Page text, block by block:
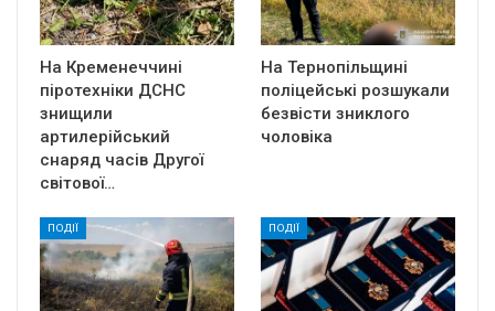
На Кременеччині
піротехніки ДСНС
знищили
артилерійський
снаряд часів Другої
світової…
На Тернопільщині
поліцейські розшукали
безвісти зниклого
чоловіка
ПОДІЇ ПОДІЇ